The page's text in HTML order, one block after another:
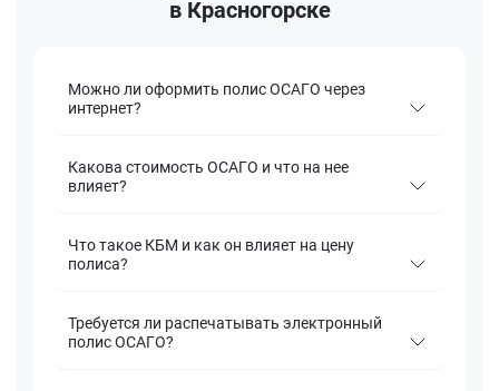
в Красногорске
Можно ли оформить полис ОСАГО через
интернет?
Какова стоимость ОСАГО и что на нее
влияет?
Что такое КБМ и как он влияет на цену
полиса?
Требуется ли распечатывать электронный
полис ОСАГО?